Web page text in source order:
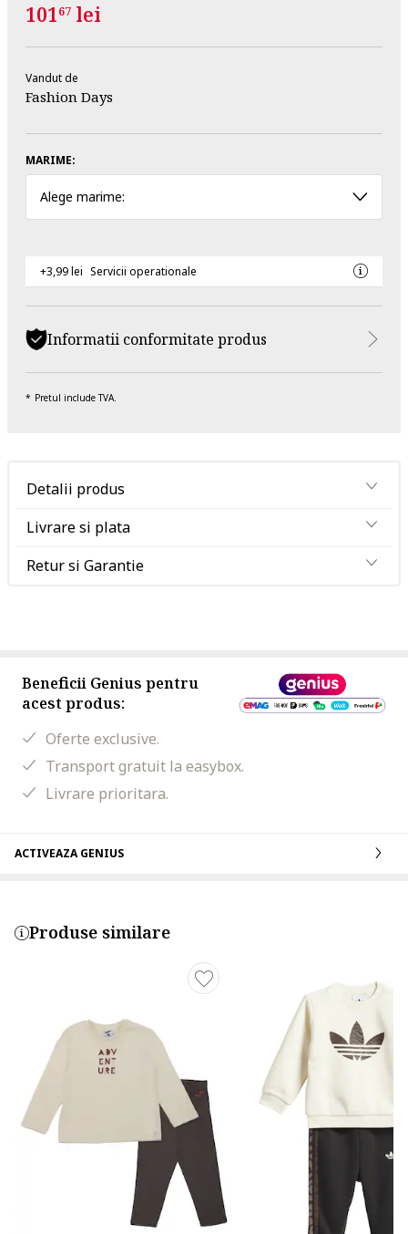
10167 lei
Vandut de
Fashion Days
MARIME:
Alege marime:
+3,99 lei Servicii operationale
Informatii conformitate produs
Pretul include TVA.
Detalii produs
Livrare si plata
Retur si Garantie
Beneficii Genius pentru
acest produs:
Oferte exclusive.
Transport gratuit la easybox.
Livrare prioritara.
ACTIVEAZA GENIUS
Produse similare